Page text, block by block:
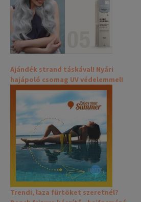
Ajándék strand táskával! Nyári
hajápoló csomag UV védelemmel!
Trendi, laza fürtöket szeretnél?